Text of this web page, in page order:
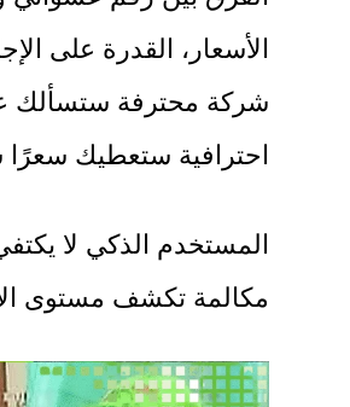
الأسعار، القدرة على
شركة محترفة ستسألك
احترافية ستعطيك
المستخدم الذكي لا
مكالمة تكشف مستوى